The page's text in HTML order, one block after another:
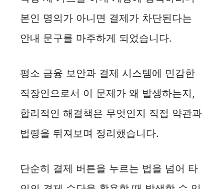
본인 명의가 아니면 결제가 차단된다는
안내 문구를 마주하게 되었습니다.
평소 금융 보안과 결제 시스템에 민감한
직장인으로서 이 문제가 왜 발생하는지,
합리적인 해결책은 무엇인지 직접 약관과
법령을 뒤져보며 정리했습니다.
단순히 결제 버튼을 누르는 법을 넘어 타